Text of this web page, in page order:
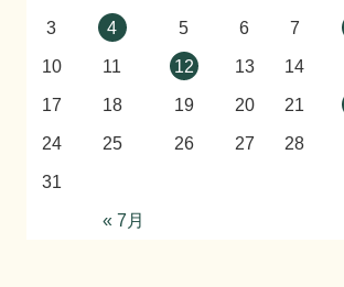
3
4 5 6 7
10
11 12 13 14
17
18 19 20 21
24
25 26 27 28
31
« 7月